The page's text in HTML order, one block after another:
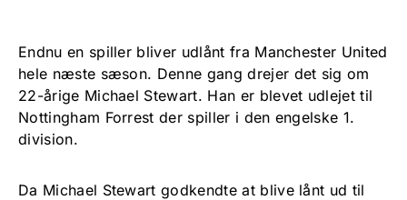
Endnu en spiller bliver udlånt fra Manchester United
hele næste sæson. Denne gang drejer det sig om
22-årige Michael Stewart. Han er blevet udlejet til
Nottingham Forrest der spiller i den engelske 1.
division.
Da Michael Stewart godkendte at blive lånt ud til